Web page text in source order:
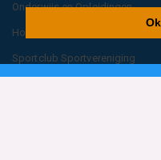
Ok
Onderwijs en Opleidingen
Hovenier
Sportclub Sportvereniging